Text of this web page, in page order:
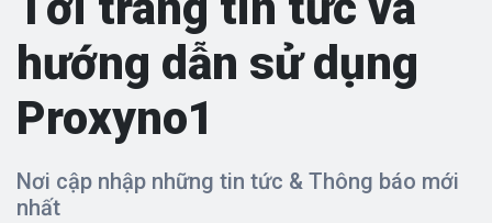
hướng dẫn sử dụng
Proxyno1
Nơi cập nhập những tin tức & Thông báo mới
nhất